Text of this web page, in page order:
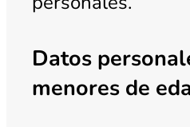
Datos
menores de